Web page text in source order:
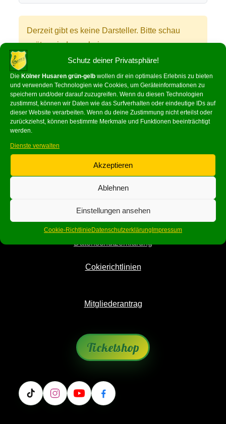
Schutz deiner Privatsphäre!
Die Kölner Husaren grün-gelb wollen dir ein optimales Erlebnis zu bieten
und verwenden Technologien wie Cookies, um Geräteinformationen zu
speichern und/oder darauf zuzugreifen. Wenn du diesen Technologien
zustimmst, können wir Daten wie das Surfverhalten oder eindeutige IDs auf
dieser Website verarbeiten. Wenn du deine Zustimmung nicht erteilst oder
zurückziehst, können bestimmte Merkmale und Funktionen beeinträchtigt
werden.
Dienste verwalten
Akzeptieren
Ablehnen
Einstellungen ansehen
Cookie-Richtlinie Datenschutzerklärung Impressum
Derzeit gibt es keine Darsteller. Bitte schau
später wieder vorbei.
Wh
ats
Ap
Fa
ce
bo
Em
ail
Teil
en
Datenschutzerklärung
Cokierichtlinien
Mitgliederantrag
Ticketshop